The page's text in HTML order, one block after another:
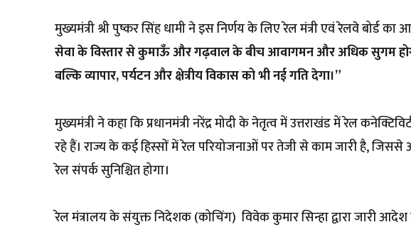
मुख्यमंत्री श्री पुष्कर सिंह धामी ने इस निर्णय के लिए रेल मंत्री एवं रेलवे बोर्ड
सेवा के विस्तार से कुमाऊँ और गढ़वाल के बीच आवागमन और अधिक सुगम
बल्कि व्यापार, पर्यटन और क्षेत्रीय विकास को भी नई गति देगा।”
मुख्यमंत्री ने कहा कि प्रधानमंत्री नरेंद्र मोदी के नेतृत्व में उत्तराखंड में रेल
रहे हैं। राज्य के कई हिस्सों में रेल परियोजनाओं पर तेजी से काम जारी है, जिससे
रेल संपर्क सुनिश्चित होगा।
रेल मंत्रालय के संयुक्त निदेशक (कोचिंग) विवेक कुमार सिन्हा द्वारा जारी